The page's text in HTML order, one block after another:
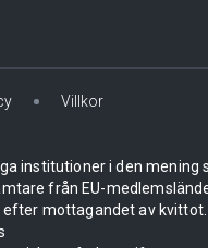
Villkor
institutioner i den mening
från EU-
efter mottagandet av kvittot.